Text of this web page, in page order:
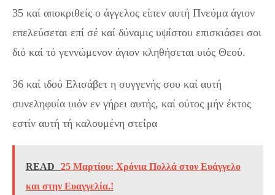
35 καί αποκριθείς ο άγγελος είπεν αυτή Πνεύμα άγιον
επελεύσεται επί σέ καί δύναμις υψίστου επισκιάσει σοι
διό καί τό γεννώμενον άγιον κληθήσεται υιός Θεού.
36 καί ιδού Ελισάβετ η συγγενής σου καί αυτή
συνεληφυία υιόν εν γήρει αυτής, καί ούτος μήν έκτος
εστίν αυτή τή καλουμένη στείρα
READ
25 Μαρτίου: Χρόνια Πολλά στον Ευάγγελο
και στην Ευαγγελία.!